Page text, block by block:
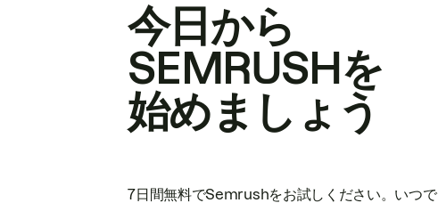
今日から
SEMRUSHを
始めましょう
7日間無料でSemrushをお試しください。いつ